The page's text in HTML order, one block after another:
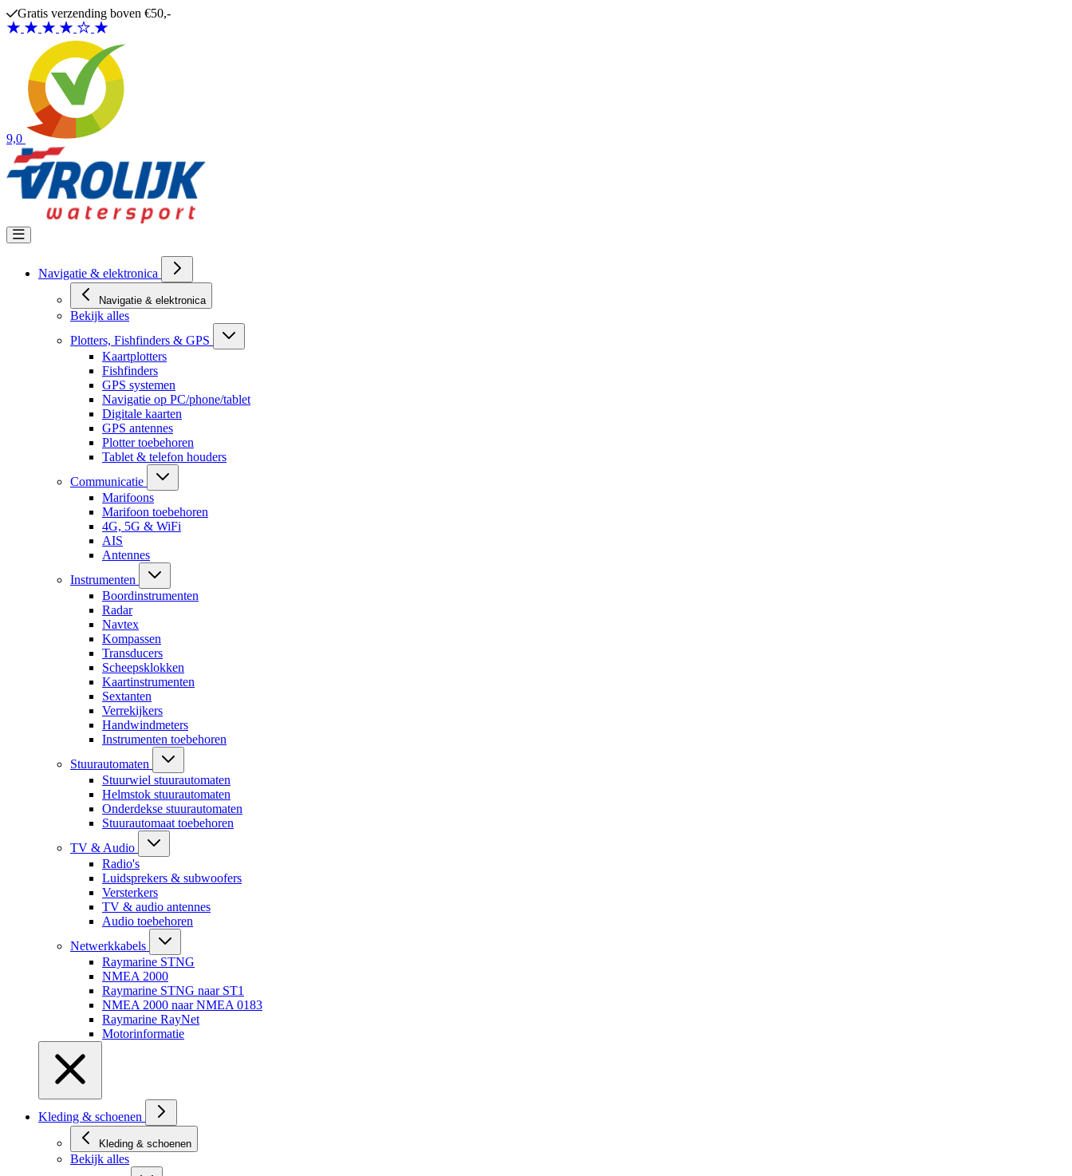
Ga naar de inhoud
Gratis verzending boven €50,-
9,0
Navigatie & elektronica
Navigatie & elektronica
Bekijk alles
Plotters, Fishfinders & GPS
Kaartplotters
Fishfinders
GPS systemen
Navigatie op PC/phone/tablet
Digitale kaarten
GPS antennes
Plotter toebehoren
Tablet & telefon houders
Communicatie
Marifoons
Marifoon toebehoren
4G, 5G & WiFi
AIS
Antennes
Instrumenten
Boordinstrumenten
Radar
Navtex
Kompassen
Transducers
Scheepsklokken
Kaartinstrumenten
Sextanten
Verrekijkers
Handwindmeters
Instrumenten toebehoren
Stuurautomaten
Stuurwiel stuurautomaten
Helmstok stuurautomaten
Onderdekse stuurautomaten
Stuurautomaat toebehoren
TV & Audio
Radio's
Luidsprekers & subwoofers
Versterkers
TV & audio antennes
Audio toebehoren
Netwerkkabels
Raymarine STNG
NMEA 2000
Raymarine STNG naar ST1
NMEA 2000 naar NMEA 0183
Raymarine RayNet
Motorinformatie
Kleding & schoenen
Kleding & schoenen
Bekijk alles